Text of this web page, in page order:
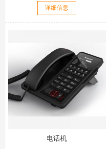
详细信息
电话机